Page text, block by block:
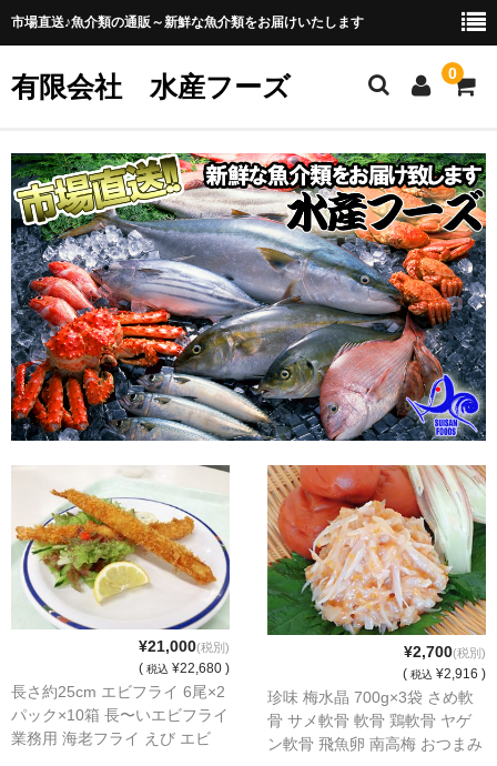
市場直送♪魚介類の通販～新鮮な魚介類をお届けいたします
有限会社 水産フーズ 0
ホーム
販売商品一覧
お買い物ガイド
会社概要
プライバシーポリシー
¥21,000(税別)
( 税込 ¥22,680 )
長さ約25cm エビフライ 6尾×2
パック×10箱 長〜いエビフライ
業務用 海老フライ えび エビ
¥2,700(税別)
( 税込 ¥2,916 )
珍味 梅水晶 700g×3袋 さめ軟
骨 サメ軟骨 軟骨 鶏軟骨 ヤゲ
ン軟骨 飛魚卵 南高梅 おつまみ